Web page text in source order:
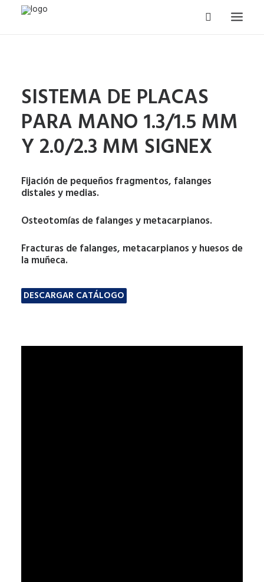
ODONTOLOGIA
NEUROCIRUGÍA
TRAUMATOLOGÍA
CURSOS Y CONGRESOS
SISTEMA DE PLACAS
PARA MANO 1.3/1.5 MM
Y 2.0/2.3 MM SIGNEX
Fijación de pequeños fragmentos, falanges
distales y medias.
Osteotomías de falanges y metacarpianos.
Fracturas de falanges, metacarpianos y huesos de
la muñeca.
DESCARGAR CATÁLOGO